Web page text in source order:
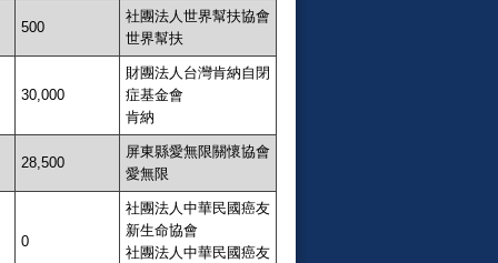
500
社團法人世界幫扶協會
世界幫扶
30,000
財團法人台灣肯納自閉
症基金會
肯納
28,500
屏東縣愛無限關懷協會
愛無限
0
社團法人中華民國癌友
新生命協會
社團法人中華民國癌友